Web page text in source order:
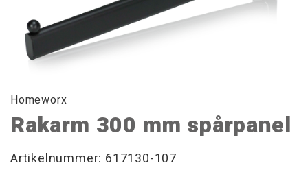
Homeworx
Rakarm 300 mm spårpanel
Artikelnummer: 617130-107